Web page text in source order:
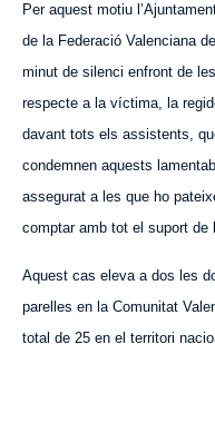
Per aquest motiu
de la Federació Valenciana
minut de silenci enfront de
respecte a la víctima, la
davant tots els assistents,
condemnen aquests
assegurat a les que ho
comptar amb tot el suport de
Aquest cas eleva a dos les
parelles en la Comunitat
total de 25 en el territori